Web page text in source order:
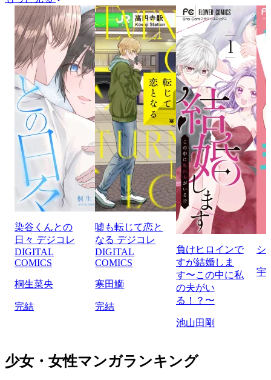
染谷くんとの
日々 デジコレ
DIGITAL
COMICS
桐生菜央
完結
嘘も転じて恋と
なる デジコレ
DIGITAL
COMICS
寒田鰤
完結
負けヒロインで
すが結婚しま
す〜この中に私
の夫がい
る！？〜
池山田剛
シ
宇
少女・女性マンガランキング